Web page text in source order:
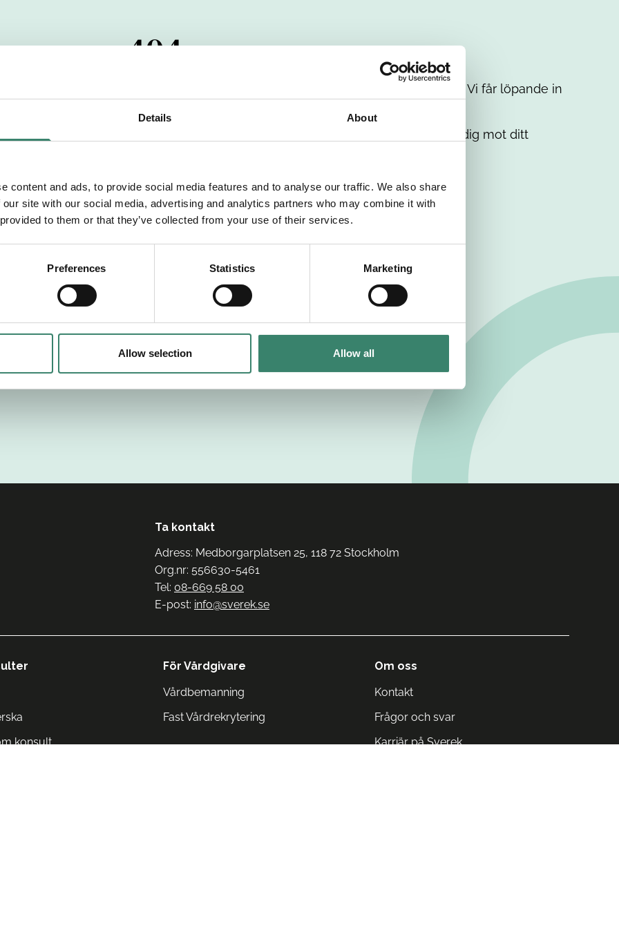
Details About
content and ads, to provide social media features and to analyse our traffic. We also share
site with our social media, advertising and analytics partners who may combine it with
to them or that they’ve collected from your use of their services.
Preferences Statistics Marketing
Allow selection Allow all
404
har passerats. Vi uppskattar verkligen ditt intresse. Misströsta inte. Vi får löpande in
dig med mer information om våra aktuella uppdrag. Tillsammans matchar vi dig mot ditt
Tillbaka till Sverek
Ta kontakt
Adress: Medborgarplatsen 25, 118 72 Stockholm
Org.nr: 556630-5461
Tel: 08-669 58 00
E-post: info@sverek.se
konsult
För Vårdgivare
Vårdbemanning
Fast Vårdrekrytering
Om oss
Kontakt
Frågor och svar
Karriär på Sverek